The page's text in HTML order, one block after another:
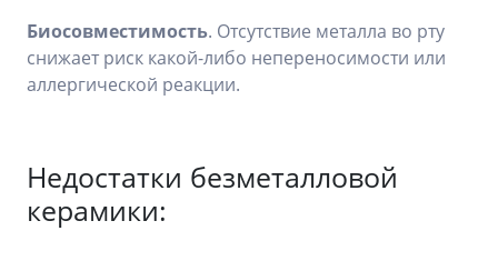
Биосовместимость. Отсутствие металла во рту
снижает риск какой-либо непереносимости или
аллергической реакции.
Недостатки безметалловой
керамики: